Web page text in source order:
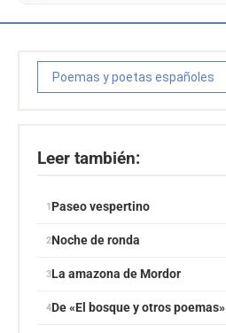
Poemas y poetas españoles
Leer también:
Paseo vespertino
Noche de ronda
La amazona de Mordor
De «El bosque y otros poemas»